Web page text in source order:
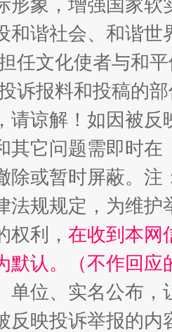
形象，增强国家
和谐社会、和谐
任文化使者与和
诉报料和投稿的
请谅解！如因被
其它问题需即时在
除或暂时屏蔽。
法规规定，为维
权利， 在收到本网
默认。（不作回应
单位、实名公布
反映投诉举报的